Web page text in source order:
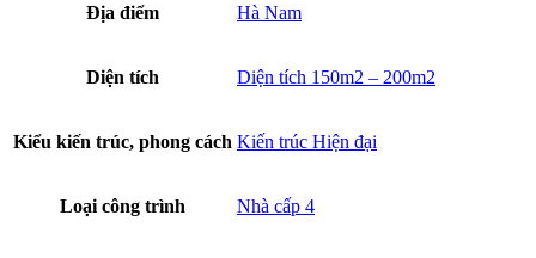
Địa điểm Hà Nam
Diện tích Diện tích 150m2 – 200m2
Kiểu kiến trúc, phong cách Kiến trúc Hiện đại
Loại công trình Nhà cấp 4